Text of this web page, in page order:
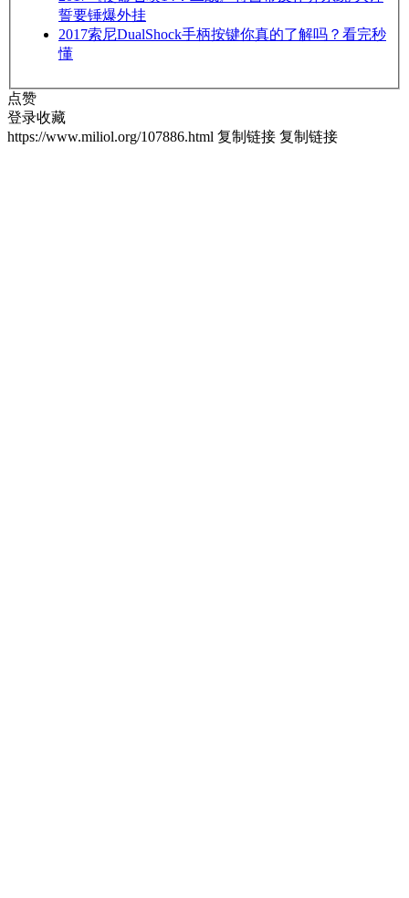
誓要锤爆外挂
2017索尼DualShock手柄按键你真的了解吗？看完秒
懂
点赞
登录收藏
https://www.miliol.org/107886.html 复制链接 复制链接